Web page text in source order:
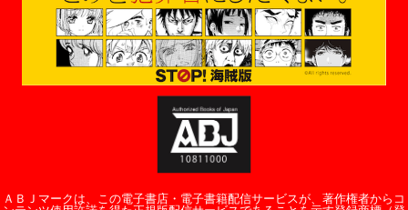
ＡＢＪマークは、この電子書店・電子書籍配信サービスが、著作権者からコ